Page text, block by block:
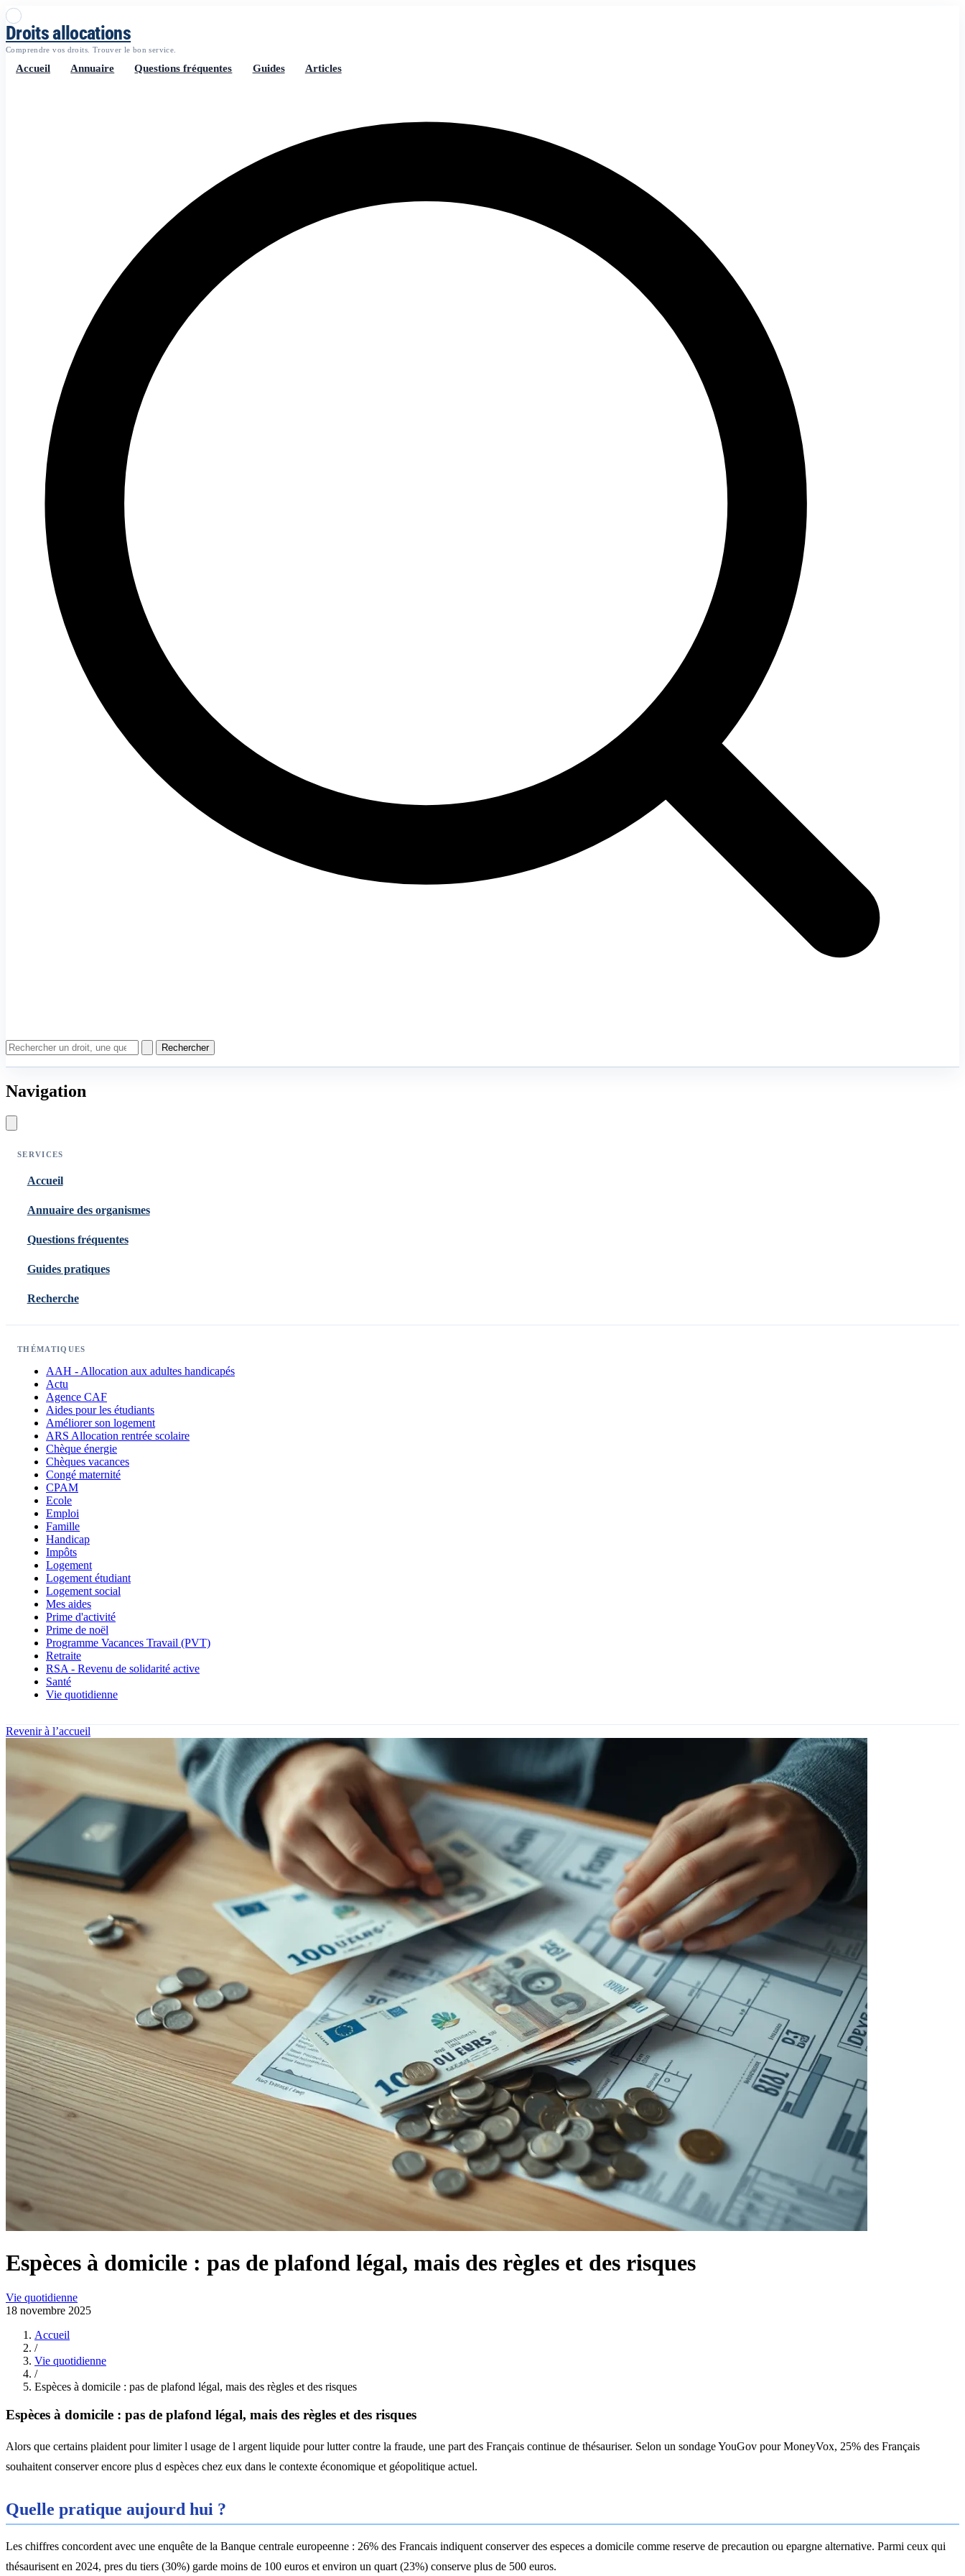
Droits allocations
Comprendre vos droits. Trouver le bon service.
Accueil Annuaire Questions fréquentes Guides Articles
Rechercher
Navigation
SERVICES
Accueil
Annuaire des organismes
Questions fréquentes
Guides pratiques
Recherche
THÉMATIQUES
AAH - Allocation aux adultes handicapés
Actu
Agence CAF
Aides pour les étudiants
Améliorer son logement
ARS Allocation rentrée scolaire
Chèque énergie
Chèques vacances
Congé maternité
CPAM
Ecole
Emploi
Famille
Handicap
Impôts
Logement
Logement étudiant
Logement social
Mes aides
Prime d'activité
Prime de noël
Programme Vacances Travail (PVT)
Retraite
RSA - Revenu de solidarité active
Santé
Vie quotidienne
Revenir à l’accueil
Espèces à domicile : pas de plafond légal, mais des règles et des risques
Vie quotidienne
18 novembre 2025
Accueil
/
Vie quotidienne
/
Espèces à domicile : pas de plafond légal, mais des règles et des risques
Espèces à domicile : pas de plafond légal, mais des règles et des risques
Alors que certains plaident pour limiter l usage de l argent liquide pour lutter contre la fraude, une part des Français continue de thésauriser. Selon un sondage YouGov pour MoneyVox, 25% des Français
souhaitent conserver encore plus d espèces chez eux dans le contexte économique et géopolitique actuel.
Quelle pratique aujourd hui ?
Les chiffres concordent avec une enquête de la Banque centrale europeenne : 26% des Francais indiquent conserver des especes a domicile comme reserve de precaution ou epargne alternative. Parmi ceux qui
thésaurisent en 2024, pres du tiers (30%) garde moins de 100 euros et environ un quart (23%) conserve plus de 500 euros.